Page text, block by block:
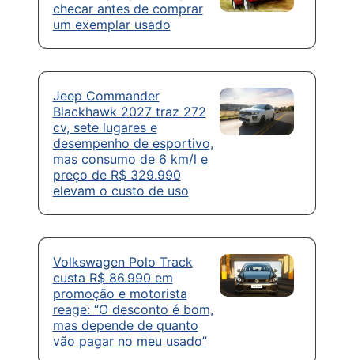
checar antes de comprar
um exemplar usado
Jeep Commander
Blackhawk 2027 traz 272
cv, sete lugares e
desempenho de esportivo,
mas consumo de 6 km/l e
preço de R$ 329.990
elevam o custo de uso
Volkswagen Polo Track
custa R$ 86.990 em
promoção e motorista
reage: “O desconto é bom,
mas depende de quanto
vão pagar no meu usado”